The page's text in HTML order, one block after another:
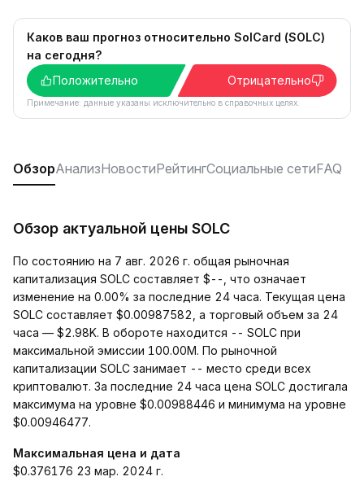
Каков ваш прогноз относительно SolCard (SOLC)
на сегодня?
Положительно
Отрицательно
Примечание: данные указаны исключительно в справочных целях.
ОбзорАнализНовостиРейтингСоциальные сетиFAQ
Обзор актуальной цены SOLC
По состоянию на 7 авг. 2026 г. общая рыночная
капитализация SOLC составляет $--, что означает
изменение на 0.00% за последние 24 часа. Текущая цена
SOLC составляет $0.00987582, а торговый объем за 24
часа — $2.98K. В обороте находится -- SOLC при
максимальной эмиссии 100.00M. По рыночной
капитализации SOLC занимает -- место среди всех
криптовалют. За последние 24 часа цена SOLC достигала
максимума на уровне $0.00988446 и минимума на уровне
$0.00946477.
Максимальная цена и дата
$0.376176 23 мар. 2024 г.